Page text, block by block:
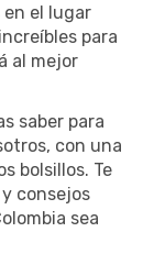
en el lugar
para
al mejor
saber para
con una
bolsillos. Te
consejos
sea